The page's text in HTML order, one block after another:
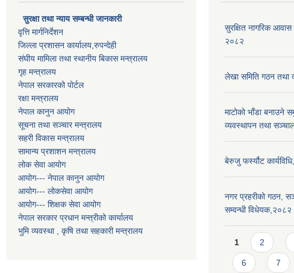
सुरक्षा तथा न्याय सम्बन्धी जानकारी
वृत्ति मार्गनिर्देशन
जिल्ला प्रशासन कार्यालय,रुपन्देही
संघीय मामिला तथा स्थानीय बिकास मन्त्रालय
गृह मन्त्रालय
नेपाल सरकारको पोर्टल
रक्षा मन्त्रालय
नेपाल कानुन आयोग
सूचना तथा सञ्चार मन्त्रालय
सहरी विकास मन्त्रालय
सामान्य प्रशाशन मन्त्रालय
लोक सेवा आयोग
आयोग--- नेपाल कानुन आयोग
आयोग--- लोकसेवा आयोग
आयोग--- शिक्षक सेवा आयोग
नेपाल सरकार प्रधान मन्त्रीको कार्यालय
भुमि व्यवस्था , कृषि तथा सहकारी मन्त्रालय
सुरक्षित नागरिक आवास
२०८२
लेखा समिति गठन तथा
माटोको भाँडा बनाउने
व्यवस्थापन तथा
बेरुजु फर्स्यौट
नगर प्रहरीको गठन,
सम्वन्धी विधेयक,२०८२
Pages
1 2
6 7